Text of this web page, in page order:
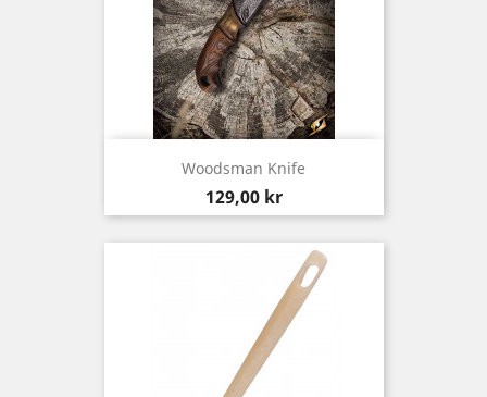
Woodsman Knife
Pris
129,00 kr